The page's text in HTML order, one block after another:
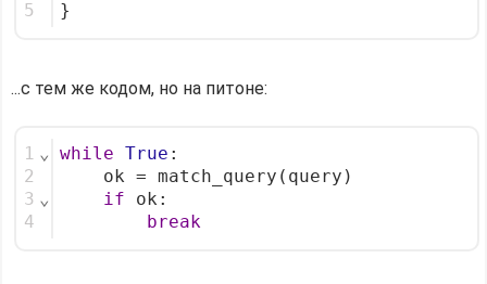
5
}
...с тем же кодом, но на питоне:
1
2
3
4
⌄
⌄
while True :
    ok = match_query(query)
if ok:
break